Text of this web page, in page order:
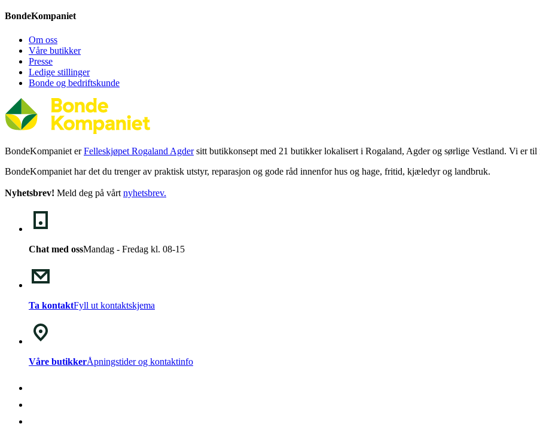
BondeKompaniet
Om oss
Våre butikker
Presse
Ledige stillinger
Bonde og bedriftskunde
BondeKompaniet erFelleskjøpet Rogaland Agdersitt butikkonsept med 21 butikker lokalisert i Rogaland, Agder og sørlige Vestland. Vi er
BondeKompaniet har det du trenger av praktisk utstyr, reparasjon og gode råd innenfor hus og hage, fritid, kjæledyr og landbruk.
Nyhetsbrev! Meld deg på vårt nyhetsbrev.
Chat med ossMandag - Fredag kl. 08-15
Ta kontaktFyll ut kontaktskjema
Våre butikkerÅpningstider og kontaktinfo